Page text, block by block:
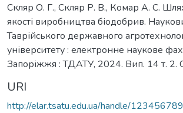
Скляр О. Г., Скляр Р. В., Комар А. С.
якості виробництва біодобрив.
Таврійського державного
університету : електронне наукове
Запоріжжя : ТДАТУ, 2024. Вип. 14 т. 2.
URI
http://elar.tsatu.edu.ua/handle/